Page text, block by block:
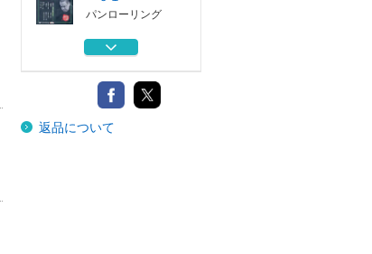
パンローリング
ＣＤ 市朗怪全集
パンローリング
ＣＤ 市朗怪全集
５９
返品について